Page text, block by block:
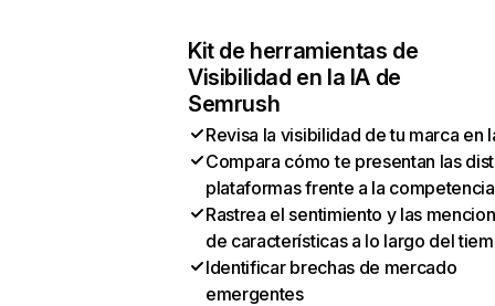
Kit de herramientas de
Visibilidad en la IA de
Semrush
Revisa la visibilidad de tu marca en
Compara cómo te presentan las
plataformas frente a la competencia
Rastrea el sentimiento y las
de características a lo largo del
Identificar brechas de mercado
emergentes